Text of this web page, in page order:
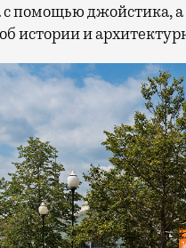
с помощью джойстика,
истории и